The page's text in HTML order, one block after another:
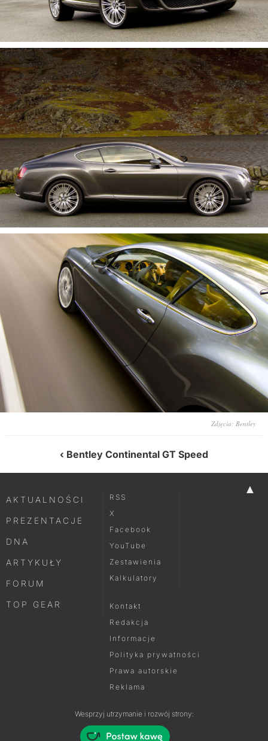
Zdjęcia: Bentley
Bentley Continental GT Speed
▲
AKTUALNOŚCI
PREZENTACJE
DNA
ARTYKUŁY
FORUM
TOP GEAR
RSS
X
Facebook
YouTube
Zestawienia
Kalkulatory
Kontakt
Redakcja
Informacje
Polityka prywatności
Prawa autorskie
Reklama
Wesprzyj utrzymanie i rozwój strony: